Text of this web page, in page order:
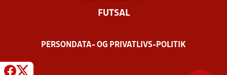
FUTSAL
PERSONDATA- OG PRIVATLIVS-POLITIK